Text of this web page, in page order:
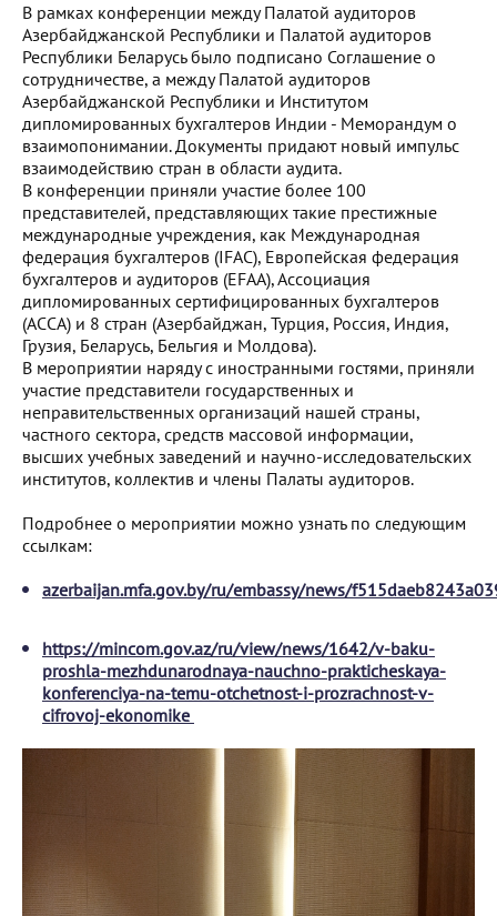
В рамках конференции между Палатой аудиторов
Азербайджанской Республики и Палатой аудиторов
Республики Беларусь было подписано Соглашение о
сотрудничестве, а между Палатой аудиторов
Азербайджанской Республики и Институтом
дипломированных бухгалтеров Индии - Меморандум о
взаимопонимании. Документы придают новый импульс
взаимодействию стран в области аудита.
В конференции приняли участие более 100
представителей, представляющих такие престижные
международные учреждения, как Международная
федерация бухгалтеров (IFAC), Европейская федерация
бухгалтеров и аудиторов (EFAA), Ассоциация
дипломированных сертифицированных бухгалтеров
(ACCA) и 8 стран (Азербайджан, Турция, Россия, Индия,
Грузия, Беларусь, Бельгия и Молдова).
В мероприятии наряду с иностранными гостями, приняли
участие представители государственных и
неправительственных организаций нашей страны,
частного сектора, средств массовой информации,
высших учебных заведений и научно-исследовательских
институтов, коллектив и члены Палаты аудиторов.
Подробнее о мероприятии можно узнать по следующим
ссылкам:
azerbaijan.mfa.gov.by/ru/embassy/news/
https://mincom.gov.az/ru/view/news/1642/v-baku-
proshla-mezhdunarodnaya-nauchno-prakticheskaya-
konferenciya-na-temu-otchetnost-i-prozrachnost-v-
cifrovoj-ekonomike